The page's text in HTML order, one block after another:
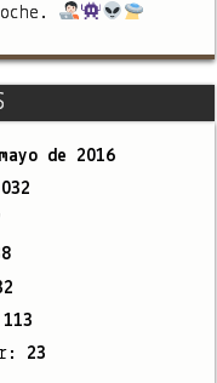
de 2016
113
23